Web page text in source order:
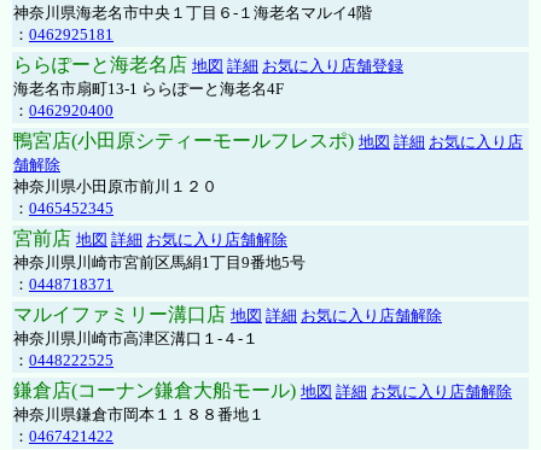
神奈川県海老名市中央１丁目６-１海老名マルイ4階
： 0462925181
ららぽーと海老名店 地図 詳細 お気に入り店舗登録
海老名市扇町13-1 ららぽーと海老名4F
： 0462920400
鴨宮店(小田原シティーモールフレスポ) 地図 詳細 お気に入り店
舗解除
神奈川県小田原市前川１２０
： 0465452345
宮前店 地図 詳細 お気に入り店舗解除
神奈川県川崎市宮前区馬絹1丁目9番地5号
： 0448718371
マルイファミリー溝口店 地図 詳細 お気に入り店舗解除
神奈川県川崎市高津区溝口１-４-１
： 0448222525
鎌倉店(コーナン鎌倉大船モール) 地図 詳細 お気に入り店舗解除
神奈川県鎌倉市岡本１１８８番地１
： 0467421422